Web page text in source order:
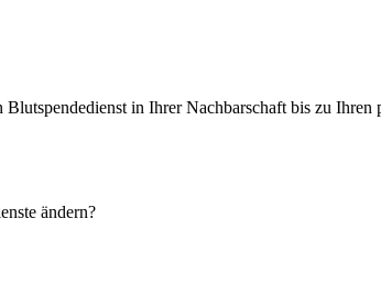
in Ihrer Nachbarschaft bis zu Ihren
ändern?